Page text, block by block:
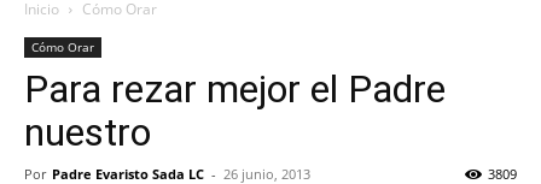
Inicio Cómo Orar
Cómo Orar
Para rezar mejor el Padre
nuestro
Por Padre Evaristo Sada LC - 26 junio, 2013 3809